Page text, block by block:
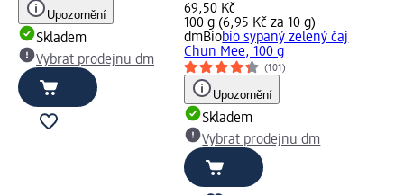
Upozornění
Skladem
Vybrat prodejnu dm
69,50 Kč
100 g (6,95 Kč za 10 g)
dmBiobio sypaný zelený čaj
Chun Mee, 100 g
(101)
Upozornění
Skladem
Vybrat prodejnu dm